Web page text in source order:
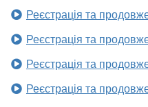
Реєстрація та
Реєстрація та
Реєстрація та
Реєстрація та